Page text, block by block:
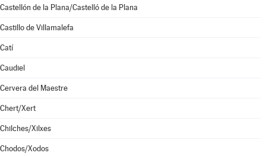
Castellón de la Plana/Castelló de la Plana
Castillo de Villamalefa
Catí
Caudiel
Cervera del Maestre
Chert/Xert
Chilches/Xilxes
Chodos/Xodos